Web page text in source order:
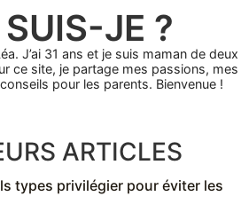
JE ?
J’ai 31 ans et je suis maman de deux
ce site, je partage mes passions, mes
pour les parents. Bienvenue !
ARTICLES
types privilégier pour éviter les